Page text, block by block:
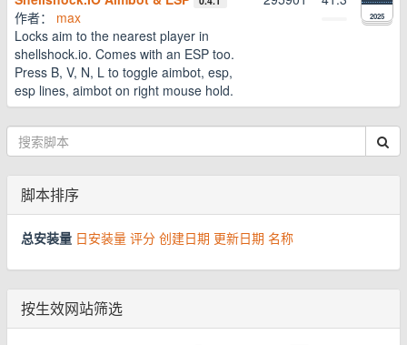
作者： max
Locks aim to the nearest player in
shellshock.io. Comes with an ESP too.
Press B, V, N, L to toggle aimbot, esp,
esp lines, aimbot on right mouse hold.
2025
脚本排序
总安装量 日安装量 评分 创建日期 更新日期 名称
按生效网站筛选